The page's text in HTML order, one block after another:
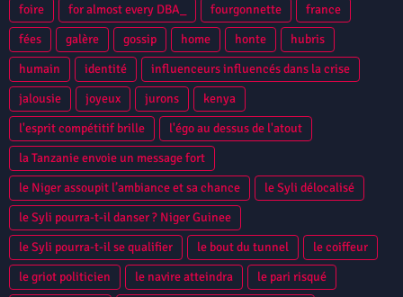
foire
for almost every DBA_ fourgonnette
france
fées
galère gossip home honte
hubris
humain
identité
influenceurs influencés dans la crise
jalousie
joyeux jurons
kenya
l'esprit compétitif brille
l'égo au dessus de l'atout
la Tanzanie envoie un message fort
le Niger assoupit l’ambiance et sa chance
le Syli délocalisé
le Syli pourra-t-il danser ? Niger Guinee
le Syli pourra-t-il se qualifier
le bout du tunnel
le coiffeur
le griot politicien
le navire atteindra
le pari risqué